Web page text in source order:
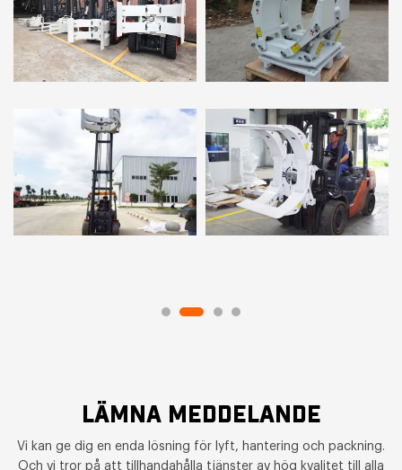
LÄMNA MEDDELANDE
Vi kan ge dig en enda lösning för lyft, hantering och packning.
Och vi tror på att tillhandahålla tjänster av hög kvalitet till alla